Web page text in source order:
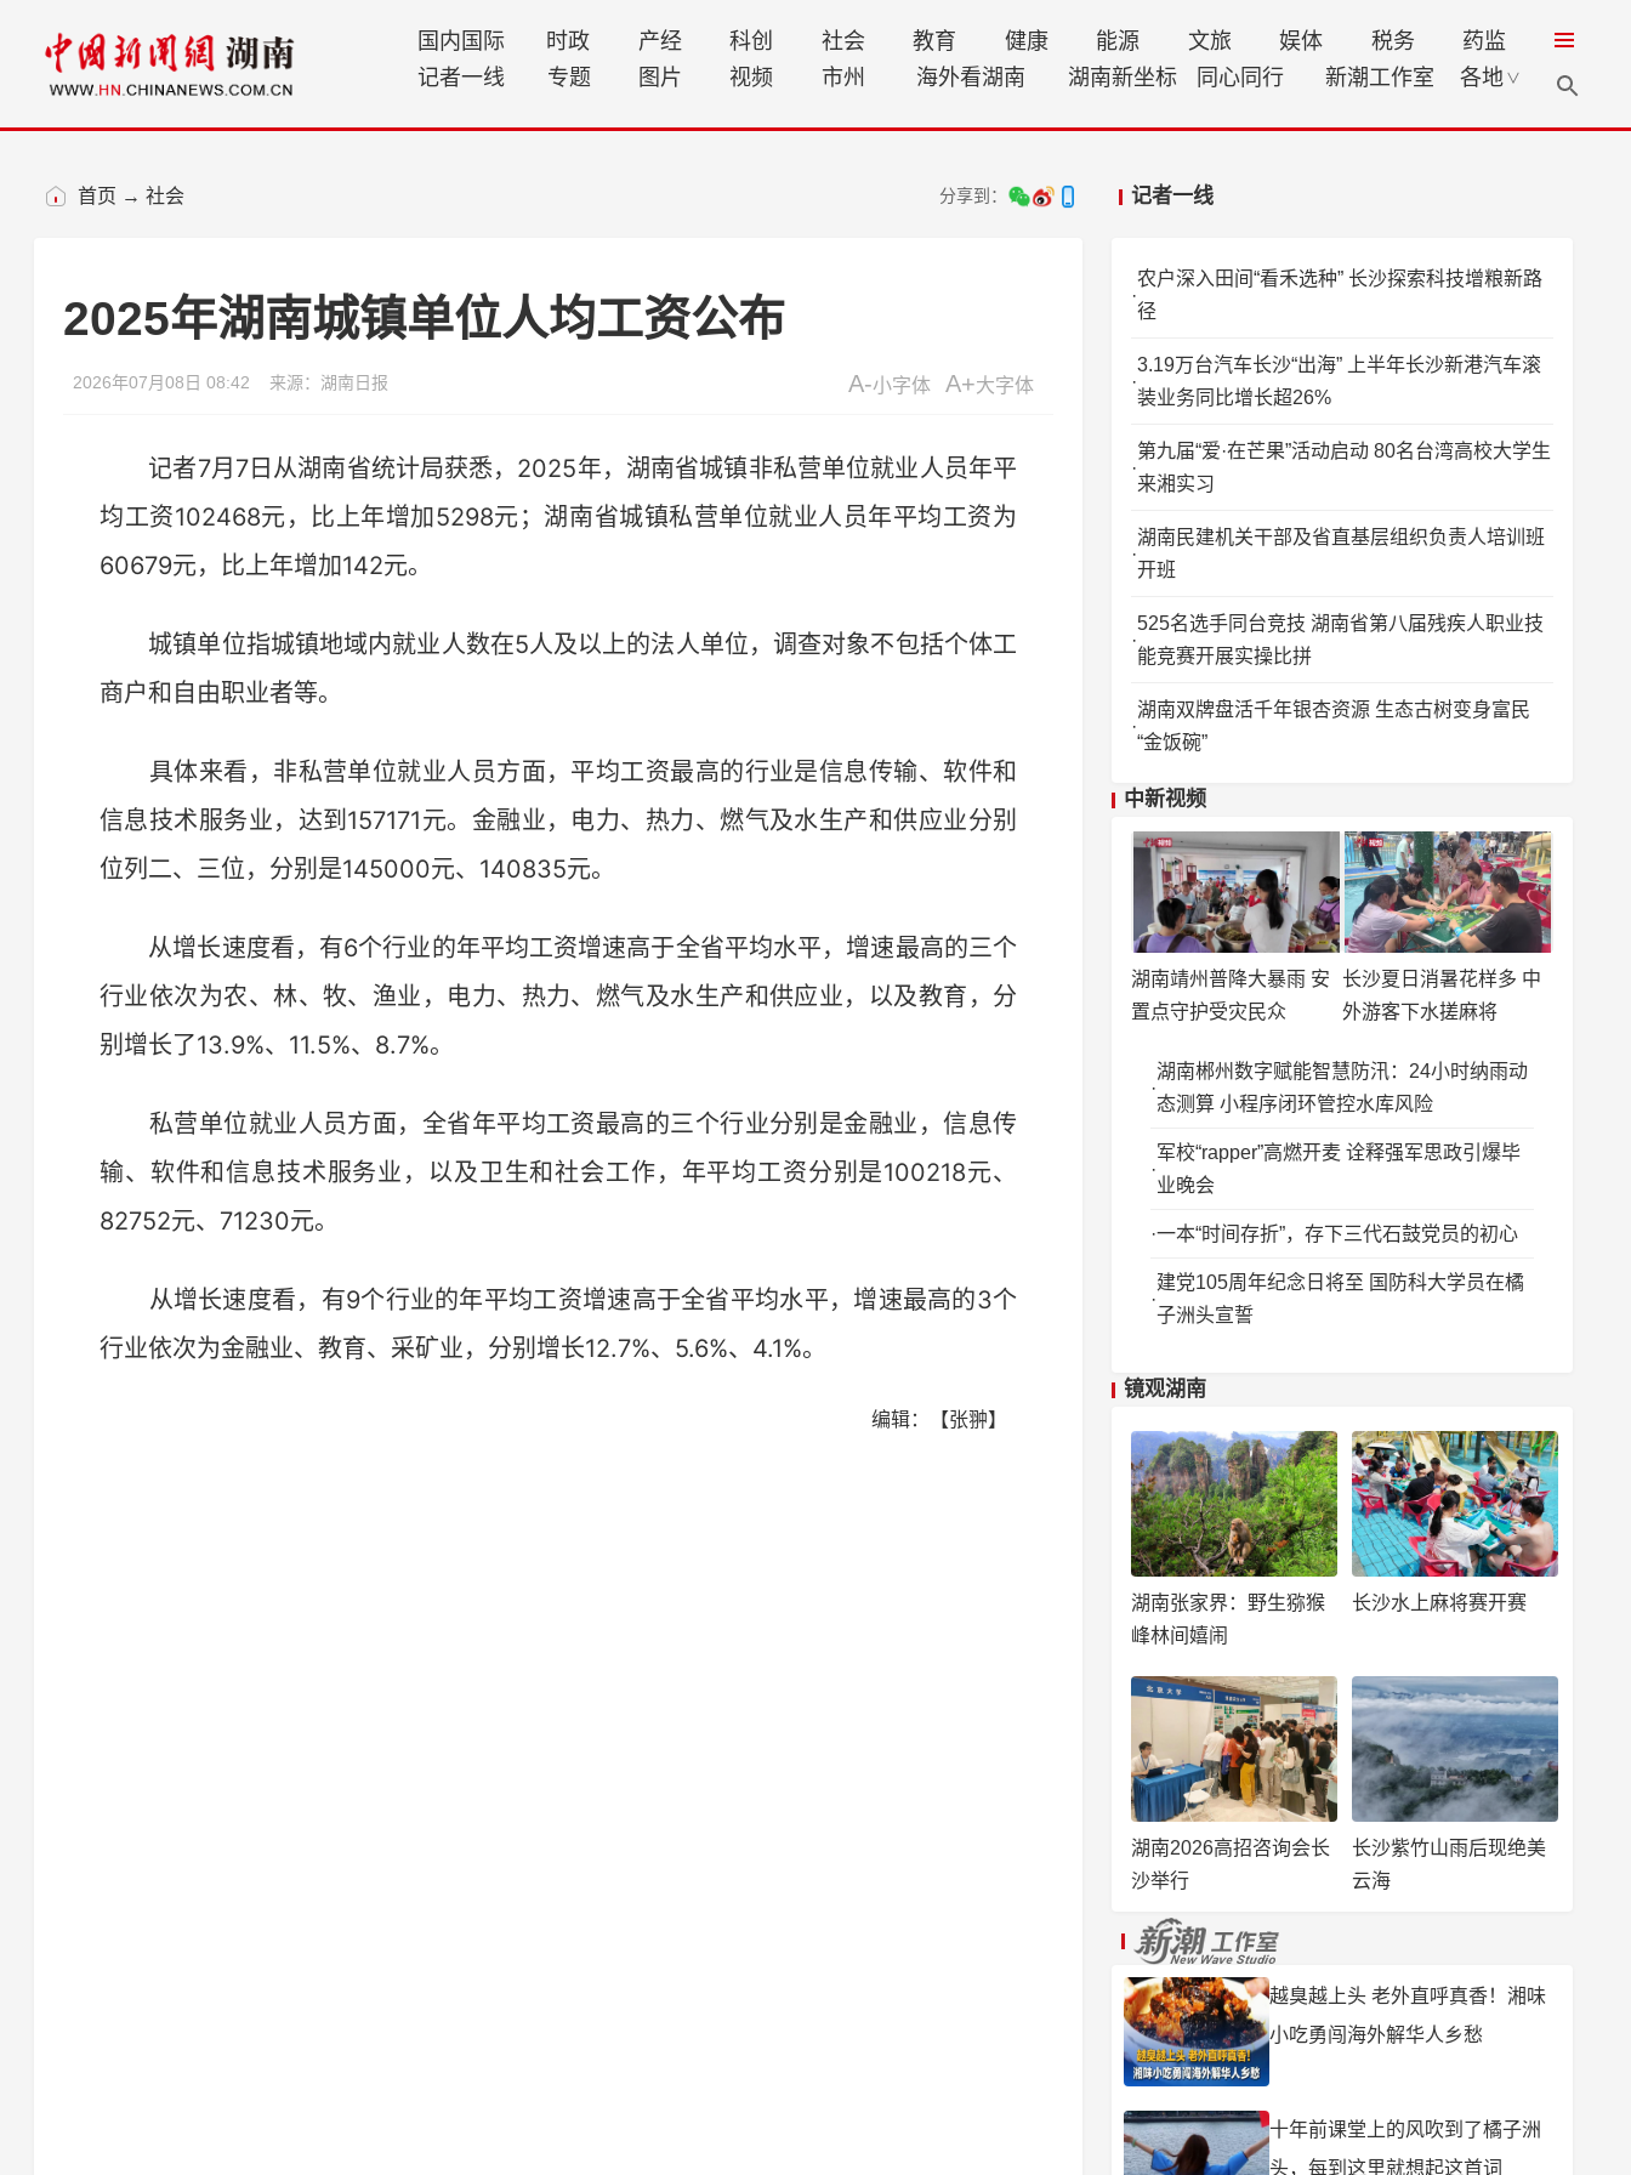
国内国际 时政 产经 科创 社会 教育 健康 能源 文旅 娱体 税务
药监
记者一线
专题 图片 视频 市州 海外看湖南 湖南新坐标 同心同行 新潮工作室 各地 ∨
首页 → 社会 分享到： 记者一线
2025年湖南城镇单位人均工资公布
2026年07月08日 08:42 来源：湖南日报 A-小字体 A+大字体
记者7月7日从湖南省统计局获悉，2025年，湖南省城镇非私营单位就业人员年平
均工资102468元，比上年增加5298元；湖南省城镇私营单位就业人员年平均工资为
60679元，比上年增加142元。
城镇单位指城镇地域内就业人数在5人及以上的法人单位，调查对象不包括个体工
商户和自由职业者等。
具体来看，非私营单位就业人员方面，平均工资最高的行业是信息传输、软件和
信息技术服务业，达到157171元。金融业，电力、热力、燃气及水生产和供应业分别
位列二、三位，分别是145000元、140835元。
从增长速度看，有6个行业的年平均工资增速高于全省平均水平，增速最高的三个
行业依次为农、林、牧、渔业，电力、热力、燃气及水生产和供应业，以及教育，分
别增长了13.9%、11.5%、8.7%。
私营单位就业人员方面，全省年平均工资最高的三个行业分别是金融业，信息传
输、软件和信息技术服务业，以及卫生和社会工作，年平均工资分别是100218元、
82752元、71230元。
从增长速度看，有9个行业的年平均工资增速高于全省平均水平，增速最高的3个
行业依次为金融业、教育、采矿业，分别增长12.7%、5.6%、4.1%。
编辑：【张翀】
农户深入田间“看禾选种” 长沙探索科技增粮新路
径
3.19万台汽车长沙“出海” 上半年长沙新港汽车滚
装业务同比增长超26%
第九届“爱·在芒果”活动启动 80名台湾高校大学生
来湘实习
湖南民建机关干部及省直基层组织负责人培训班
开班
525名选手同台竞技 湖南省第八届残疾人职业技
能竞赛开展实操比拼
湖南双牌盘活千年银杏资源 生态古树变身富民
“金饭碗”
中新视频
湖南靖州普降大暴雨 安
置点守护受灾民众
长沙夏日消暑花样多 中
外游客下水搓麻将
湖南郴州数字赋能智慧防汛：24小时纳雨动
态测算 小程序闭环管控水库风险
军校“rapper”高燃开麦 诠释强军思政引爆毕
业晚会
一本“时间存折”，存下三代石鼓党员的初心
建党105周年纪念日将至 国防科大学员在橘
子洲头宣誓
镜观湖南
湖南张家界：野生猕猴
峰林间嬉闹
长沙水上麻将赛开赛
湖南2026高招咨询会长
沙举行
长沙紫竹山雨后现绝美
云海
越臭越上头 老外直呼真香！湘味
小吃勇闯海外解华人乡愁
十年前课堂上的风吹到了橘子洲
头，每到这里就想起这首词